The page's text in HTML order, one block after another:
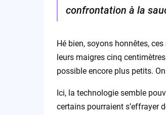
confrontation à la
Hé bien, soyons honnêtes,
leurs maigres cinq
possible encore plus petits.
Ici, la technologie semble
certains pourraient s’effrayer